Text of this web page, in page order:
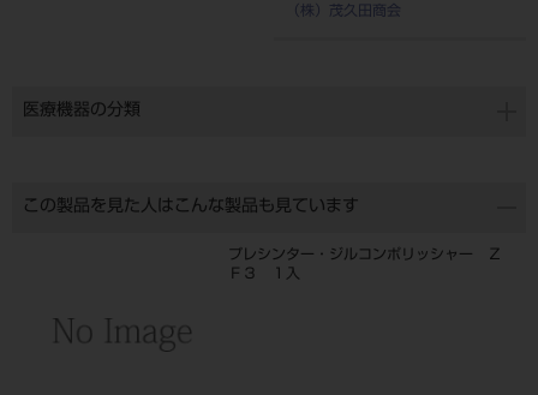
（株）茂久田商会
医療機器の分類
この製品を見た人はこんな製品も見ています
プレシンター・ジルコンポリッシャー Ｚ
Ｆ３ １入